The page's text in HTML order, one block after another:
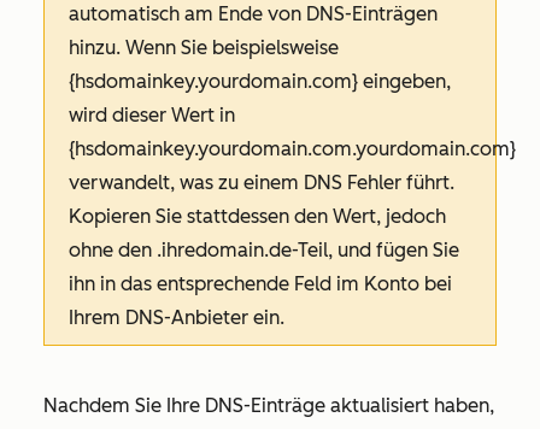
automatisch am Ende von DNS-Einträgen
hinzu. Wenn Sie beispielsweise
{hsdomainkey.yourdomain.com} eingeben,
wird dieser Wert in
{hsdomainkey.yourdomain.com.yourdomain.com}
verwandelt, was zu einem DNS Fehler führt.
Kopieren Sie stattdessen den Wert, jedoch
ohne den .ihredomain.de-Teil, und fügen Sie
ihn in das entsprechende Feld im Konto bei
Ihrem DNS-Anbieter ein.
Nachdem Sie Ihre DNS-Einträge aktualisiert haben,